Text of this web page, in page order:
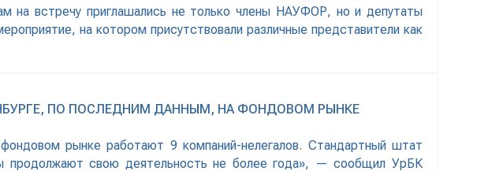
встречу приглашались не только члены НАУФОР, но и депутаты
на котором присутствовали различные представители как
ПО ПОСЛЕДНИМ ДАННЫМ, НА ФОНДОВОМ РЫНКЕ
рынке работают 9 компаний-нелегалов. Стандартный штат
продолжают свою деятельность не более года», — сообщил УрБК